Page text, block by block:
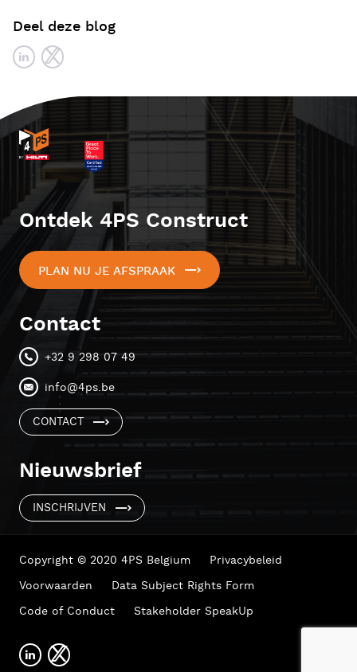
Deel deze blog
Ontdek 4PS Construct
PLAN NU JE AFSPRAAK
Contact
+32 9 298 07 49
info@4ps.be
CONTACT
Nieuwsbrief
INSCHRIJVEN
Copyright © 2020 4PS Belgium
Privacybeleid
Voorwaarden
Data Subject Rights Form
Code of Conduct
Stakeholder SpeakUp